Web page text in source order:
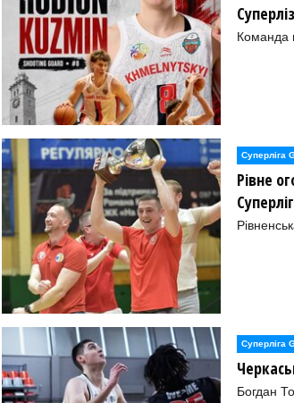
Пристань))
Команда
Суперліга
Рівне
Суперліга
Богдан